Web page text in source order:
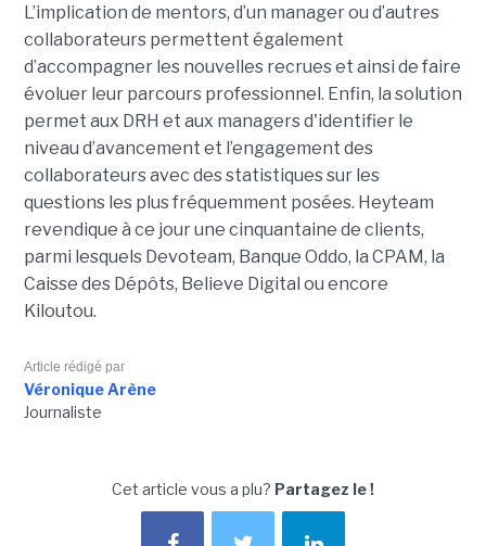
L’implication de mentors, d’un manager ou d’autres
collaborateurs permettent également
d’accompagner les nouvelles recrues et ainsi de faire
évoluer leur parcours professionnel. Enfin, la solution
permet aux DRH et aux managers d'identifier le
niveau d’avancement et l’engagement des
collaborateurs avec des statistiques sur les
questions les plus fréquemment posées. Heyteam
revendique à ce jour une cinquantaine de clients,
parmi lesquels Devoteam, Banque Oddo, la CPAM, la
Caisse des Dépôts, Believe Digital ou encore
Kiloutou.
Article rédigé par
Véronique Arène
Journaliste
Cet article vous a plu? Partagez le !